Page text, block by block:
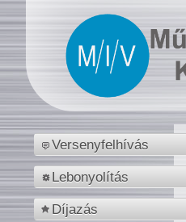
Versenyfelhívás
Lebonyolítás
Díjazás